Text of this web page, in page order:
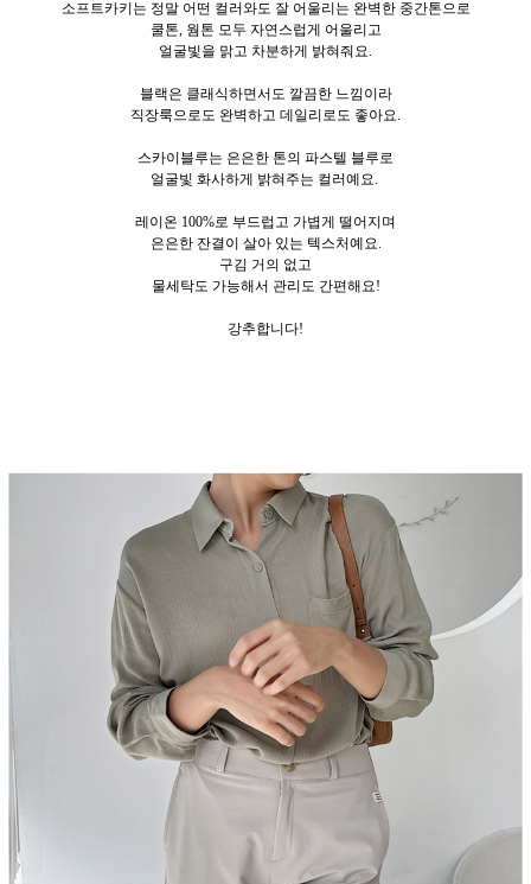
소프트카키는 정말 어떤 컬러와도 잘 어울리는 완벽한 중간톤으로
쿨톤, 웜톤 모두 자연스럽게 어울리고
얼굴빛을 맑고 차분하게 밝혀줘요.
블랙은 클래식하면서도 깔끔한 느낌이라
직장룩으로도 완벽하고 데일리로도 좋아요.
스카이블루는 은은한 톤의 파스텔 블루로
얼굴빛 화사하게 밝혀주는 컬러예요.
레이온 100%로 부드럽고 가볍게 떨어지며
은은한 잔결이 살아 있는 텍스처예요.
구김 거의 없고
물세탁도 가능해서 관리도 간편해요!
강추합니다!